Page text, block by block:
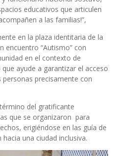
educativos que articulen
a las familias!”,
en la plaza identitaria de la
encuentro “Autismo” con
en el contexto de
ayude a garantizar el acceso
precisamente con
del gratificante
que se organizaron para
erigiéndose en las guía de
una ciudad inclusiva.